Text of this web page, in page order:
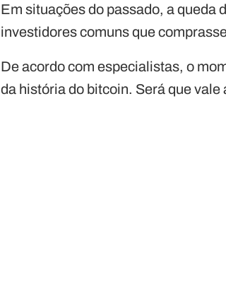
Em situações do passado, a queda
investidores comuns que
De acordo com especialistas, o
da história do bitcoin. Será que vale